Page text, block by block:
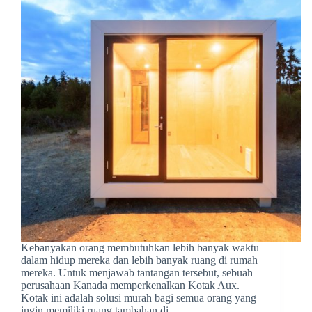
Kebanyakan orang membutuhkan lebih banyak waktu
dalam hidup mereka dan lebih banyak ruang di rumah
mereka. Untuk menjawab tantangan tersebut, sebuah
perusahaan Kanada memperkenalkan Kotak Aux.
Kotak ini adalah solusi murah bagi semua orang yang